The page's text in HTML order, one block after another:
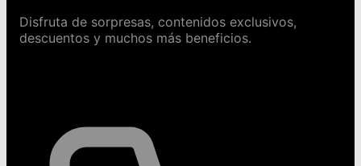
Disfruta de sorpresas, contenidos exclusivos,
descuentos y muchos más beneficios.